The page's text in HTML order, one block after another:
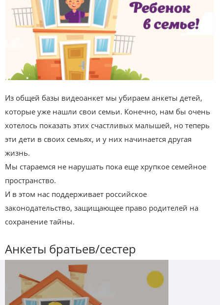
Из общей базы видеоанкет мы убираем анкеты детей,
которые уже нашли свои семьи. Конечно, нам бы очень
хотелось показать этих счастливых малышей, но теперь
эти дети в своих семьях, и у них начинается другая
жизнь.
Мы стараемся не нарушать пока еще хрупкое семейное
пространство.
И в этом нас поддерживает российское
законодательство, защищающее право родителей на
сохранение тайны.
Анкеты братьев/сестер